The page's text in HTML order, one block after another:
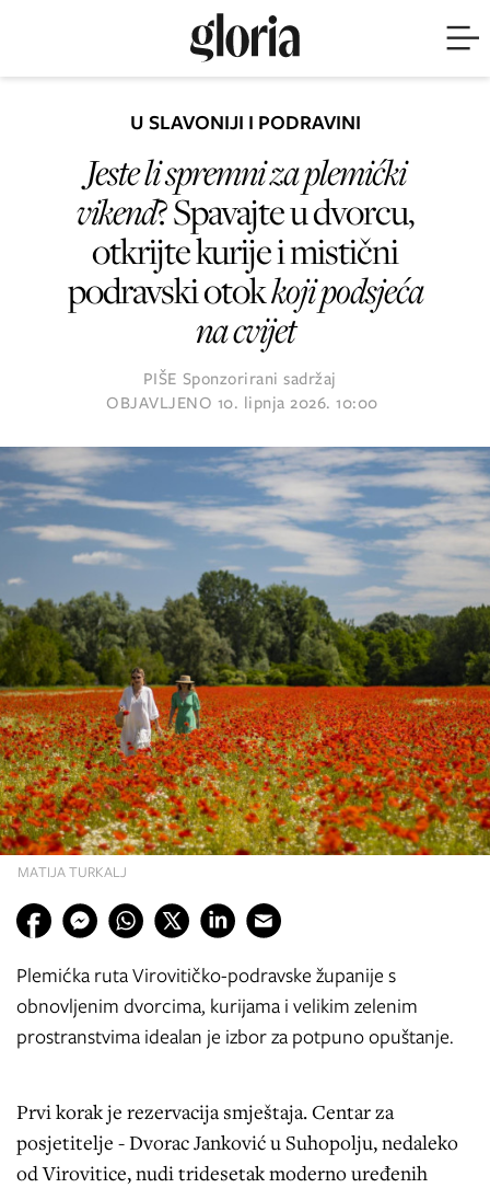
MATIJA TURKALJ
U SLAVONIJI I PODRAVINI
Jeste li spremni za plemićki
vikend? Spavajte u dvorcu,
otkrijte kurije i mistični
podravski otokkoji podsjeća
na cvijet
PIŠE Sponzorirani sadržaj
OBJAVLJENO 10. lipnja 2026. 10:00
Plemićka ruta Virovitičko-podravske županije s
obnovljenim dvorcima, kurijama i velikim zelenim
prostranstvima idealan je izbor za potpuno opuštanje.
Prvi korak je rezervacija smještaja. Centar za
posjetitelje - Dvorac Janković u Suhopolju, nedaleko
od Virovitice, nudi tridesetak moderno uređenih